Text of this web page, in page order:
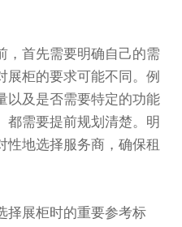
，首先需要明确自己的需
展柜的要求可能不同。例
以及是否需要特定的功能
都需要提前规划清楚。明
性地选择服务商，确保租
择展柜时的重要参考标